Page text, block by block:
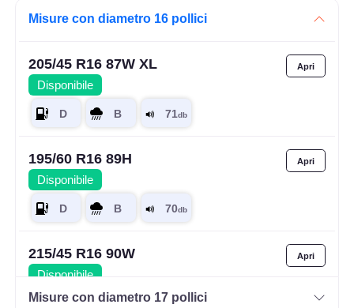
Misure con diametro 16 pollici
205/45 R16 87W XL
Disponibile
195/60 R16 89H
Disponibile
215/45 R16 90W
Disponibile
Misure con diametro 17 pollici